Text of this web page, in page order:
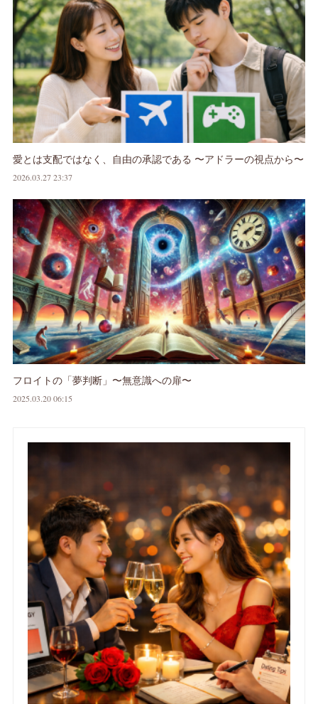
愛とは支配ではなく、自由の承認である 〜アドラーの視点から〜
2026.03.27 23:37
フロイトの「夢判断」〜無意識への扉〜
2025.03.20 06:15